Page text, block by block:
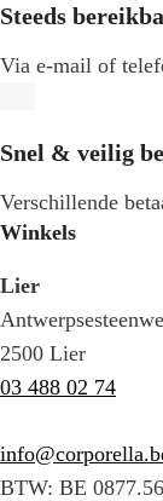
Steeds
Via e-mail of
Snel & veilig
Verschillende
Winkels
Lier
2500 Lier
03 488 02 74
BTW: BE